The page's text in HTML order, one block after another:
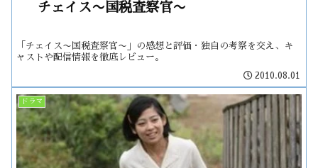
チェイス〜国税査察官〜
「チェイス〜国税査察官〜」の感想と評価・独自の考察を交え、キ
ャストや配信情報を徹底レビュー。
2010.08.01
ドラマ